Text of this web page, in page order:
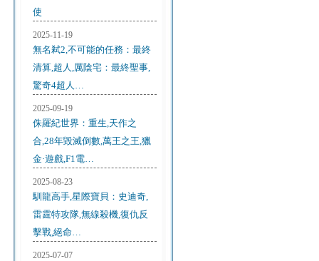
使
2025-11-19
無名弒2,不可能的任務：最終
清算,超人,厲陰宅：最終聖事,
驚奇4超人…
2025-09-19
侏羅紀世界：重生,天作之
合,28年毀滅倒數,萬王之王,獵
金·遊戲,F1電…
2025-08-23
馴龍高手,星際寶貝：史迪奇,
雷霆特攻隊,無線殺機,復仇反
擊戰,絕命…
2025-07-07